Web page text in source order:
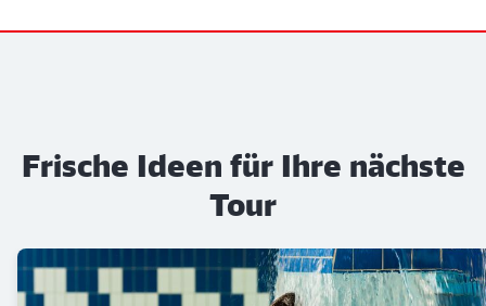
Frische Ideen für Ihre nächste
Tour